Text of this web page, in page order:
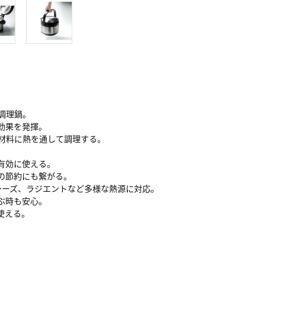
鍋。
を発揮。
に熱を通して調理する。
に使える。
約にも繋がる。
ズ、ラジエントなど多様な熱源に対応。
も安心。
る。